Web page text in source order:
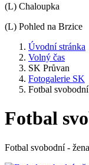
(L) Chaloupka
(L) Pohled na Brzice
Úvodní stránka
Volný čas
SK Průvan
Fotogalerie SK
Fotbal
Fotbal
Fotbal svobodní -